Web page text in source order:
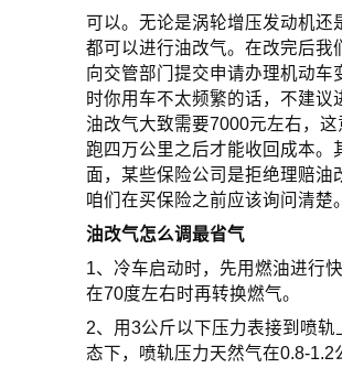
可以。无论是涡轮增压发动机还
都可以进行油改气。在改完后我
向交管部门提交申请办理机动车
时你用车不太频繁的话，不建议
油改气大致需要7000元左右，
跑四万公里之后才能收回成本。
面，某些保险公司是拒绝理赔油
咱们在买保险之前应该询问清楚。
油改气怎么调最省气
1、冷车启动时，先用燃油进行
在70度左右时再转换燃气。
2、用3公斤以下压力表接到喷轨
态下，喷轨压力天然气在0.8-1.2